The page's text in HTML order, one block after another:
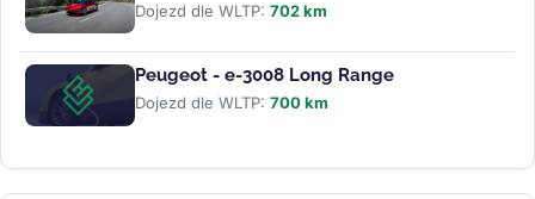
Dojezd dle WLTP: 702 km
Peugeot - e-3008 Long Range
Dojezd dle WLTP: 700 km